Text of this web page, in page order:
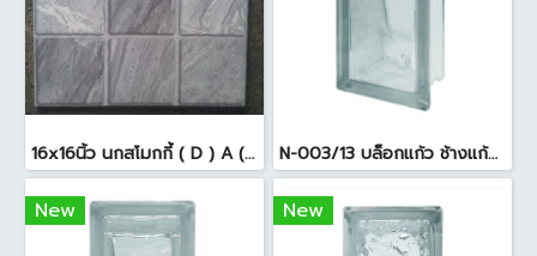
16x16นิ้ว นกสโมกกี้ ( D ) A (Pack6) N-003/13 บล็อกแก้ว ช้างแก้ว WOW พริ้วแก้ว ( 24x11.5x8cm )
New New